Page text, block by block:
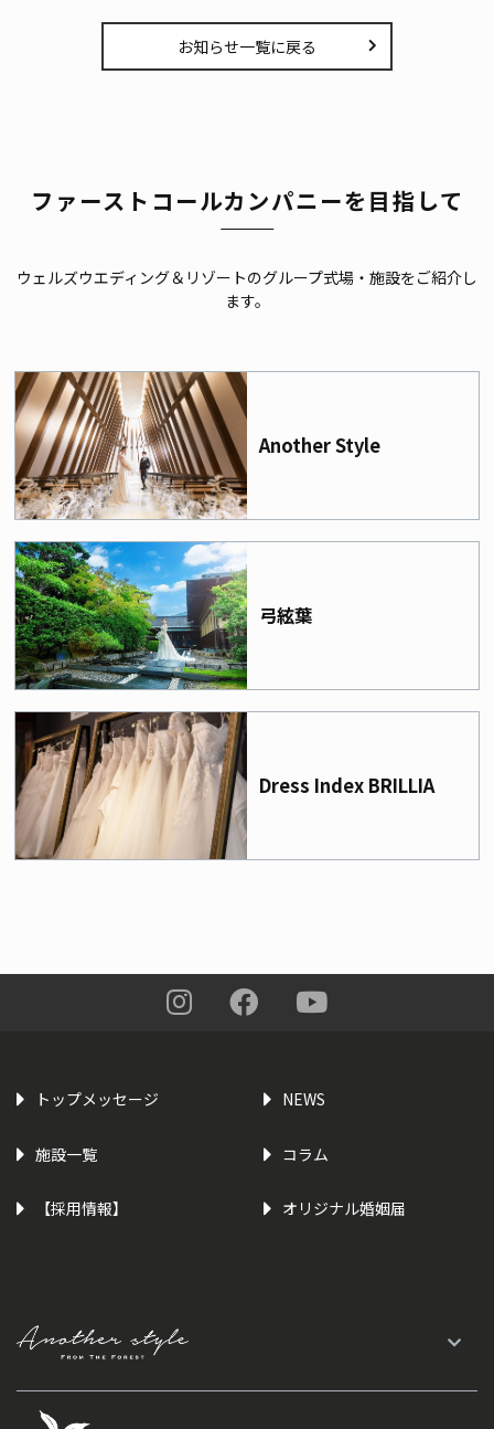
お知らせ一覧に戻る
ファーストコールカンパニーを目指して
ウェルズウエディング＆リゾートのグループ式場・施設をご紹介し
ます。
Another Style
弓絃葉
Dress Index BRILLIA
トップメッセージ NEWS
施設一覧 コラム
【採用情報】 オリジナル婚姻届